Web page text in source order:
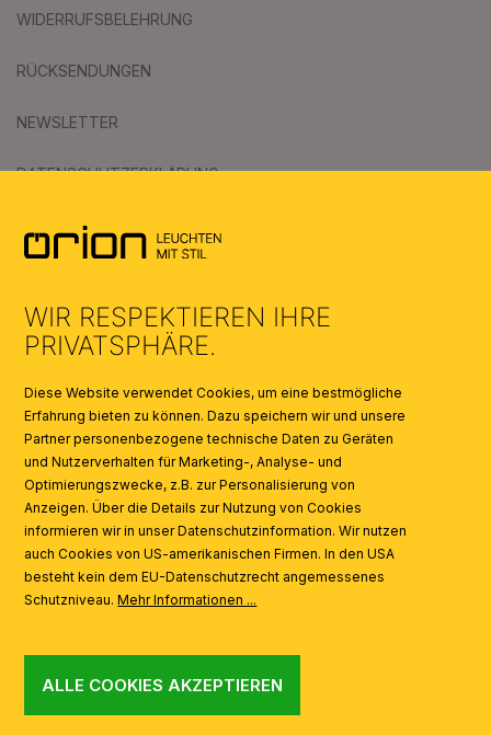
WIDERRUFSBELEHRUNG
RÜCKSENDUNGEN
NEWSLETTER
DATENSCHUTZERKLÄRUNG
KATALOGE
AI
WIR RESPEKTIEREN IHRE
PRIVATSPHÄRE.
Diese Website verwendet Cookies, um eine bestmögliche
Erfahrung bieten zu können. Dazu speichern wir und unsere
Partner personenbezogene technische Daten zu Geräten
und Nutzerverhalten für Marketing-, Analyse- und
Optimierungszwecke, z.B. zur Personalisierung von
Anzeigen. Über die Details zur Nutzung von Cookies
informieren wir in unser Datenschutzinformation. Wir nutzen
auch Cookies von US-amerikanischen Firmen. In den USA
besteht kein dem EU-Datenschutzrecht angemessenes
Schutzniveau.Mehr Informationen ...
ALLE COOKIES AKZEPTIEREN